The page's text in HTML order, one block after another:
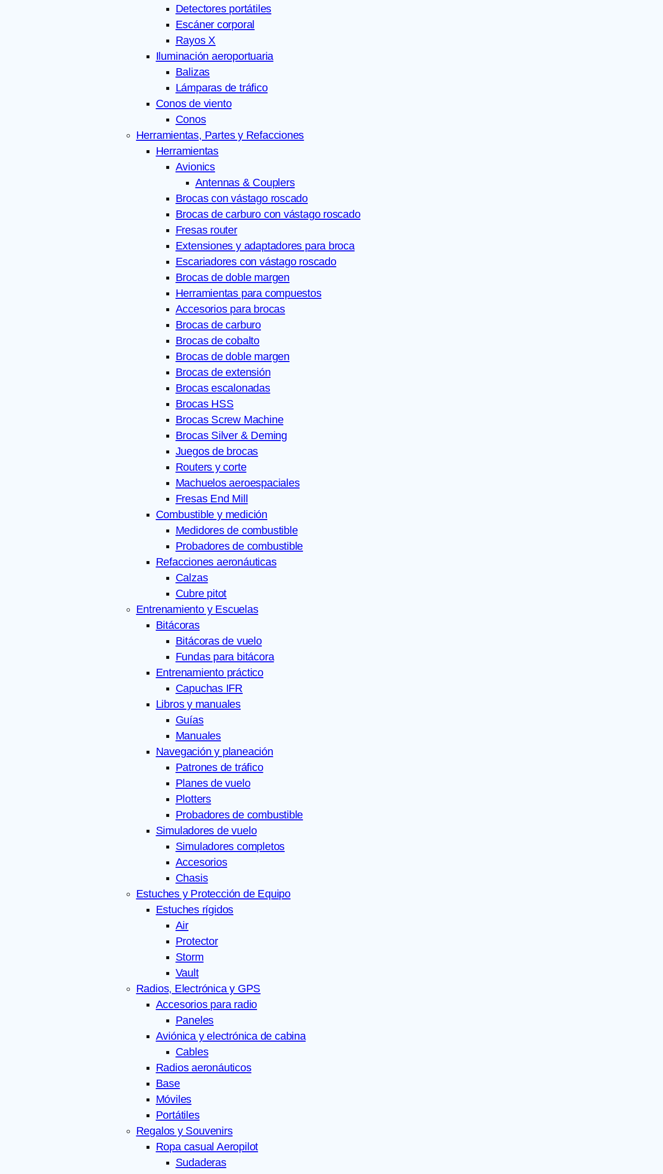
Detectores portátiles
Escáner corporal
Rayos X
Iluminación aeroportuaria
Balizas
Lámparas de tráfico
Conos de viento
Conos
Herramientas, Partes y Refacciones
Herramientas
Avionics
Antennas & Couplers
Brocas con vástago roscado
Brocas de carburo con vástago roscado
Fresas router
Extensiones y adaptadores para broca
Escariadores con vástago roscado
Brocas de doble margen
Herramientas para compuestos
Accesorios para brocas
Brocas de carburo
Brocas de cobalto
Brocas de doble margen
Brocas de extensión
Brocas escalonadas
Brocas HSS
Brocas Screw Machine
Brocas Silver & Deming
Juegos de brocas
Routers y corte
Machuelos aeroespaciales
Fresas End Mill
Combustible y medición
Medidores de combustible
Probadores de combustible
Refacciones aeronáuticas
Calzas
Cubre pitot
Entrenamiento y Escuelas
Bitácoras
Bitácoras de vuelo
Fundas para bitácora
Entrenamiento práctico
Capuchas IFR
Libros y manuales
Guías
Manuales
Navegación y planeación
Patrones de tráfico
Planes de vuelo
Plotters
Probadores de combustible
Simuladores de vuelo
Simuladores completos
Accesorios
Chasis
Estuches y Protección de Equipo
Estuches rígidos
Air
Protector
Storm
Vault
Radios, Electrónica y GPS
Accesorios para radio
Paneles
Aviónica y electrónica de cabina
Cables
Radios aeronáuticos
Base
Móviles
Portátiles
Regalos y Souvenirs
Ropa casual Aeropilot
Sudaderas